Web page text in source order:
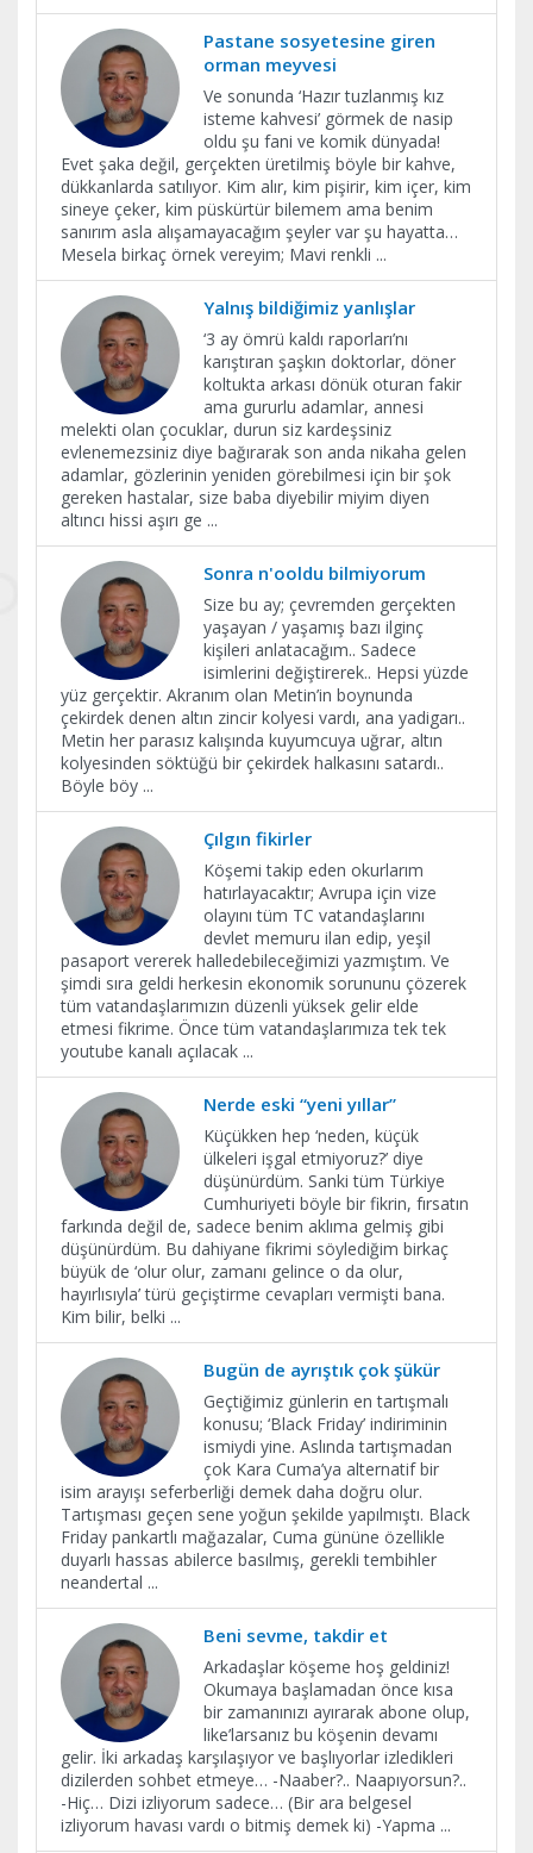
Pastane sosyetesine giren
orman meyvesi
Ve sonunda ‘Hazır tuzlanmış kız
isteme kahvesi’ görmek de nasip
oldu şu fani ve komik dünyada!
Evet şaka değil, gerçekten üretilmiş böyle bir kahve,
dükkanlarda satılıyor. Kim alır, kim pişirir, kim içer, kim
sineye çeker, kim püskürtür bilemem ama benim
sanırım asla alışamayacağım şeyler var şu hayatta…
Mesela birkaç örnek vereyim; Mavi renkli ...
Yalnış bildiğimiz yanlışlar
‘3 ay ömrü kaldı raporları’nı
karıştıran şaşkın doktorlar, döner
koltukta arkası dönük oturan fakir
ama gururlu adamlar, annesi
melekti olan çocuklar, durun siz kardeşsiniz
evlenemezsiniz diye bağırarak son anda nikaha gelen
adamlar, gözlerinin yeniden görebilmesi için bir şok
gereken hastalar, size baba diyebilir miyim diyen
altıncı hissi aşırı ge ...
Sonra n'ooldu bilmiyorum
Size bu ay; çevremden gerçekten
yaşayan / yaşamış bazı ilginç
kişileri anlatacağım.. Sadece
isimlerini değiştirerek.. Hepsi yüzde
yüz gerçektir. Akranım olan Metin’in boynunda
çekirdek denen altın zincir kolyesi vardı, ana yadigarı..
Metin her parasız kalışında kuyumcuya uğrar, altın
kolyesinden söktüğü bir çekirdek halkasını satardı..
Böyle böy ...
Çılgın fikirler
Köşemi takip eden okurlarım
hatırlayacaktır; Avrupa için vize
olayını tüm TC vatandaşlarını
devlet memuru ilan edip, yeşil
pasaport vererek halledebileceğimizi yazmıştım. Ve
şimdi sıra geldi herkesin ekonomik sorununu çözerek
tüm vatandaşlarımızın düzenli yüksek gelir elde
etmesi fikrime. Önce tüm vatandaşlarımıza tek tek
youtube kanalı açılacak ...
Nerde eski “yeni yıllar”
Küçükken hep ‘neden, küçük
ülkeleri işgal etmiyoruz?’ diye
düşünürdüm. Sanki tüm Türkiye
Cumhuriyeti böyle bir fikrin, fırsatın
farkında değil de, sadece benim aklıma gelmiş gibi
düşünürdüm. Bu dahiyane fikrimi söylediğim birkaç
büyük de ‘olur olur, zamanı gelince o da olur,
hayırlısıyla’ türü geçiştirme cevapları vermişti bana.
Kim bilir, belki ...
Bugün de ayrıştık çok şükür
Geçtiğimiz günlerin en tartışmalı
konusu; ‘Black Friday’ indiriminin
ismiydi yine. Aslında tartışmadan
çok Kara Cuma’ya alternatif bir
isim arayışı seferberliği demek daha doğru olur.
Tartışması geçen sene yoğun şekilde yapılmıştı. Black
Friday pankartlı mağazalar, Cuma gününe özellikle
duyarlı hassas abilerce basılmış, gerekli tembihler
neandertal ...
Beni sevme, takdir et
Arkadaşlar köşeme hoş geldiniz!
Okumaya başlamadan önce kısa
bir zamanınızı ayırarak abone olup,
like’larsanız bu köşenin devamı
gelir. İki arkadaş karşılaşıyor ve başlıyorlar izledikleri
dizilerden sohbet etmeye… -Naaber?.. Naapıyorsun?..
-Hiç… Dizi izliyorum sadece… (Bir ara belgesel
izliyorum havası vardı o bitmiş demek ki) -Yapma ...